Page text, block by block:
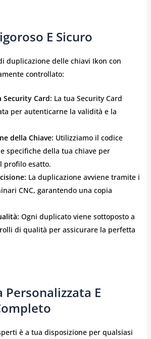
E Sicuro
duplicazione delle chiavi Ikon con
controllato:
Security Card: La tua Security Card
per autenticarne la validità e la
della Chiave: Utilizziamo il codice
specifiche della tua chiave per
profilo esatto.
La duplicazione avviene tramite i
CNC, garantendo una copia
Ogni duplicato viene sottoposto a
di qualità per assicurare la perfetta
Personalizzata E
è a tua disposizione per qualsiasi